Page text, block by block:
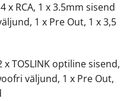
4 x RCA, 1 x 3.5mm sisend
1 x Pre Out, 1 x 3,5
x TOSLINK optiline sisend,
väljund, 1 x Pre Out,